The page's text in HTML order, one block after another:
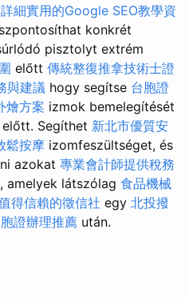
詳細實用的Google SEO教學資
konkrét
pisztolyt extrém
előtt 傳統整復推拿技術士證
與建議 hogy segítse 台胞證
燴方案 izmok bemelegítését
Segíthet 新北市優質安
鬆按摩 izomfeszültséget, és
azokat 專業會計師提供稅務
amelyek látszólag 食品機械
得信賴的徵信社 egy 北投撥
證辦理推薦 után.